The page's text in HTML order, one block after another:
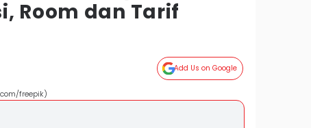
Room dan Tarif
Add Us on Google
freepik)